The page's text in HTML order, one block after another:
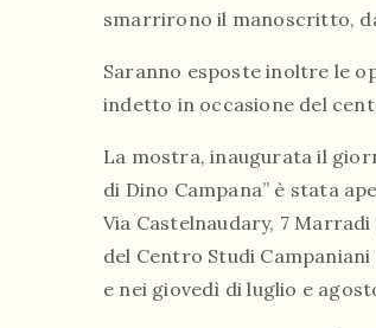
smarrirono il manoscritto,
Saranno esposte inoltre le
indetto in occasione del
La mostra, inaugurata il
di Dino Campana” è stata
Via Castelnaudary, 7
del Centro Studi
e nei giovedì di luglio e